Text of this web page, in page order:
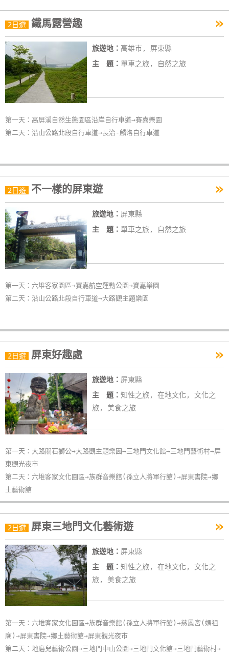
2日遊 鐵馬露營趣 »
旅遊地： 高雄市, 屏東縣
主 題： 單車之旅, 自然之旅
第一天：高屏溪自然生態園區沿岸自行車道→賽嘉樂園
第二天：沿山公路北段自行車道→長治-麟洛自行車道
2日遊 不一樣的屏東遊 »
旅遊地： 屏東縣
主 題： 單車之旅, 自然之旅
第一天：六堆客家園區→賽嘉航空運動公園→賽嘉樂園
第二天：沿山公路北段自行車道→大路觀主題樂園
2日遊 屏東好趣處 »
旅遊地： 屏東縣
主 題： 知性之旅, 在地文化, 文化之
旅, 美食之旅
第一天：大路關石獅公→大路觀主題樂園→三地門文化館→三地門藝術村→屏
東觀光夜市
第二天：六堆客家文化園區→族群音樂館(孫立人將軍行館)→屏東書院→鄉
土藝術館
2日遊 屏東三地門文化藝術遊 »
旅遊地： 屏東縣
主 題： 知性之旅, 在地文化, 文化之
旅, 美食之旅
第一天：六堆客家文化園區→族群音樂館(孫立人將軍行館)→慈鳳宮(媽祖
廟)→屏東書院→鄉土藝術館→屏東觀光夜市
第二天：地磨兒藝術公園→三地門中山公園→三地門文化館→三地門藝術村→